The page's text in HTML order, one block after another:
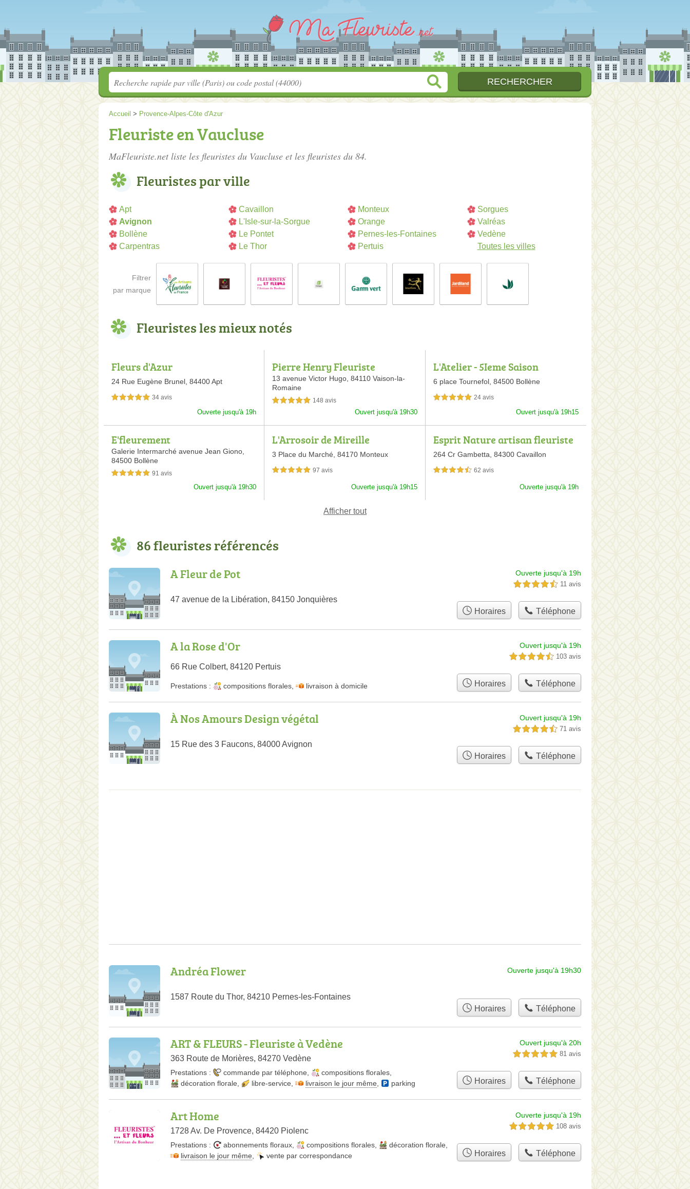
Accueil > Provence-Alpes-Côte d'Azur
Fleuriste en Vaucluse
MaFleuriste.net liste les fleuristes du Vaucluse et les fleuristes du 84.
Fleuristes par ville
Apt
Avignon
Bollène
Carpentras
Cavaillon
L'Isle-sur-la-Sorgue
Le Pontet
Le Thor
Monteux
Orange
Pernes-les-Fontaines
Pertuis
Sorgues
Valréas
Vedène
Toutes les villes
Filtrer
par marque
Fleuristes les mieux notés
Fleurs d'Azur
24 Rue Eugène Brunel, 84400 Apt
5,0 étoiles sur 5 34 avis
Ouverte jusqu'à 19h
Pierre Henry Fleuriste
13 avenue Victor Hugo,84110 Vaison-la-
Romaine
5,0 étoiles sur 5 148 avis
Ouvert jusqu'à 19h30
L'Atelier - 5Ieme Saison
6 place Tournefol, 84500 Bollène
5,0 étoiles sur 5 24 avis
Ouvert jusqu'à 19h15
E'fleurement
Galerie Intermarché avenue Jean Giono,
84500 Bollène
5,0 étoiles sur 5 91 avis
Ouvert jusqu'à 19h30
L'Arrosoir de Mireille
3 Place du Marché,84170 Monteux
5,0 étoiles sur 5 97 avis
Ouverte jusqu'à 19h15
Esprit Nature artisan fleuriste
264 Cr Gambetta, 84300 Cavaillon
4,5 étoiles sur 5 62 avis
Ouverte jusqu'à 19h
Afficher tout
86 fleuristes référencés
A Fleur de Pot
47 avenue de la Libération, 84150 Jonquières
Ouverte jusqu'à 19h
4,5 étoiles sur 5 11 avis
Horaires Téléphone
A la Rose d'Or
66 Rue Colbert, 84120 Pertuis
Ouvert jusqu'à 19h
4,5 étoiles sur 5 103 avis
Prestations : compositions florales livraison à domicile Horaires Téléphone
À Nos Amours Design végétal
15 Rue des 3 Faucons, 84000 Avignon
Ouvert jusqu'à 19h
4,5 étoiles sur 5 71 avis
Horaires Téléphone
Andréa Flower
1587 Route du Thor, 84210 Pernes-les-Fontaines
Ouverte jusqu'à 19h30
Horaires Téléphone
ART & FLEURS - Fleuriste à Vedène
363 Route de Morières, 84270 Vedène
Ouvert jusqu'à 20h
5,0 étoiles sur 5 81 avis
Prestations : commande par téléphone compositions florales
décoration florale
libre-service livraison le jour même parking Horaires Téléphone
Art Home
1728 Av. De Provence, 84420 Piolenc
Ouverte jusqu'à 19h
5,0 étoiles sur 5 108 avis
Prestations : abonnements floraux compositions florales décoration florale
livraison le jour même
vente par correspondance Horaires Téléphone